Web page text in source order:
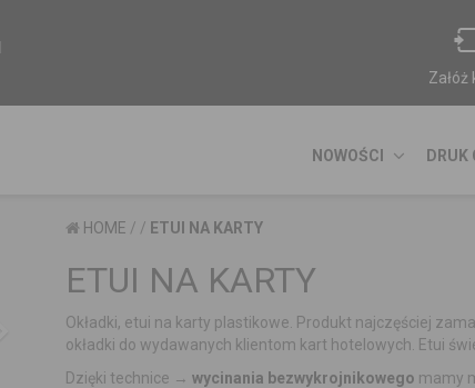
Załóż
NOWOŚCI DRUK
HOME / / ETUI NA KARTY
ETUI NA KARTY
Okładki, etui na karty plastikowe. Produkt najczęściej
okładki do wydawanych klientom kart hotelowych. Etui
Dzięki technice → wycinania bezwykrojnikowego mamy